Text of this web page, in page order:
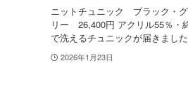
ニットチュニック ブラック・
リー 26,400円 アクリル55％・
で洗えるチュニックが届きまし
2026年1月23日